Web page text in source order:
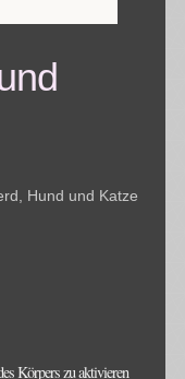
Hund und Katze
Körpers zu aktivieren